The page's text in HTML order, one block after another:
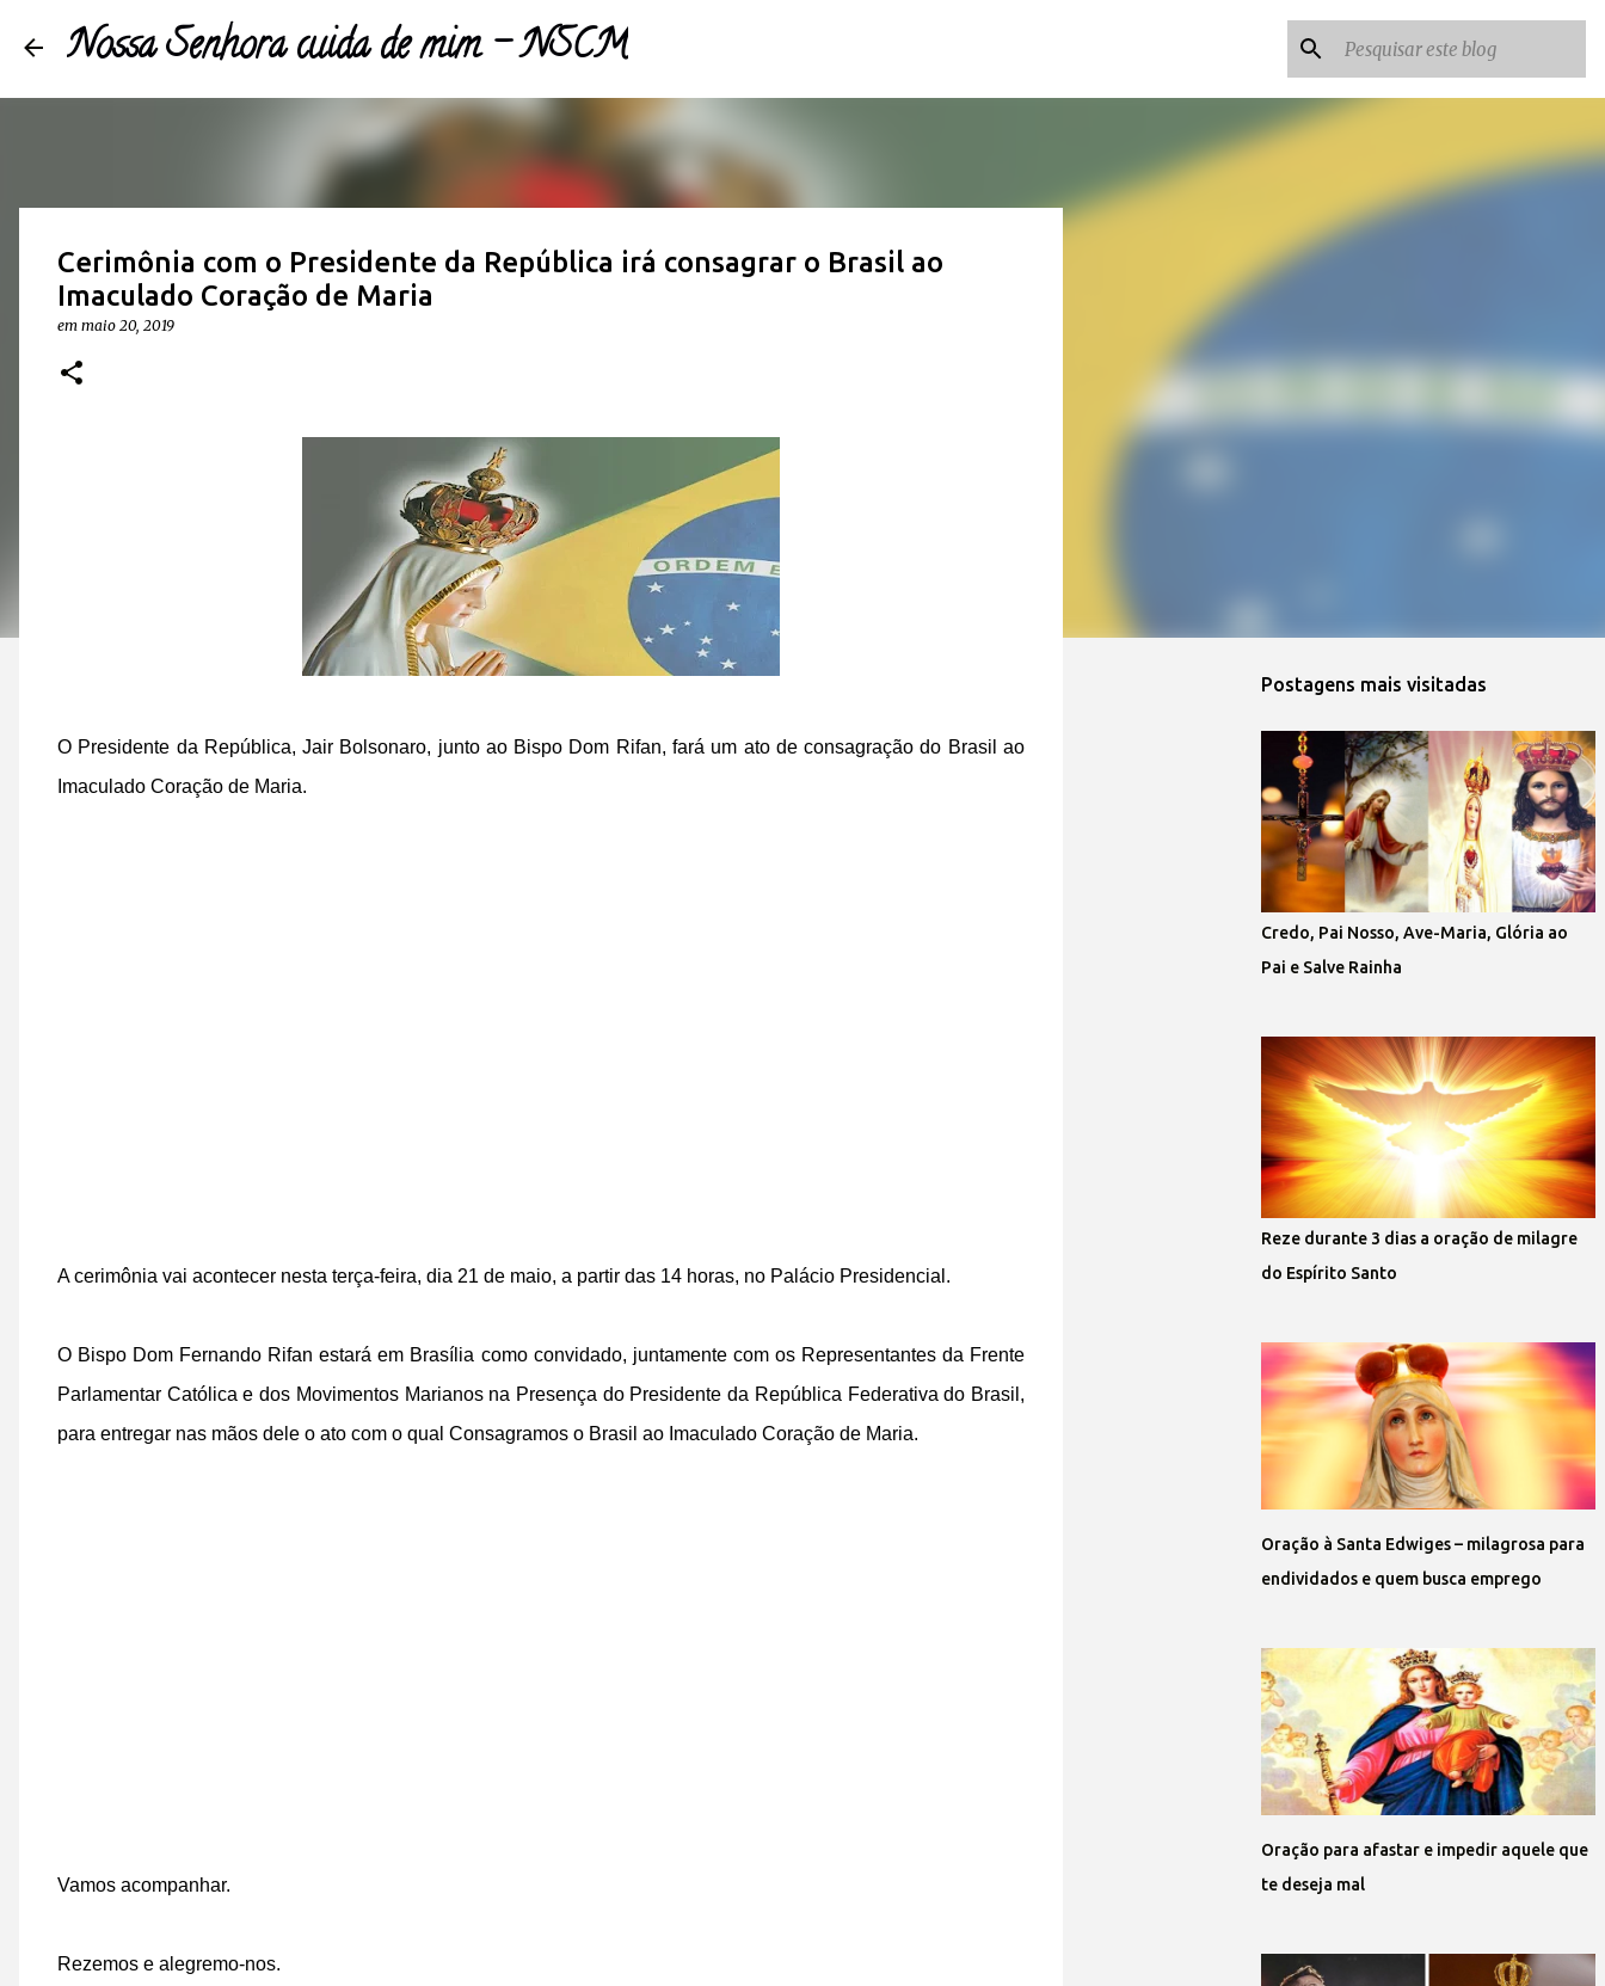
Nossa Senhora cuida de mim - NSCM
Cerimônia com o Presidente da República irá consagrar o Brasil ao
Imaculado Coração de Maria
em maio 20, 2019
O Presidente da República, Jair Bolsonaro, junto ao Bispo Dom Rifan, fará um ato de consagração do Brasil ao
Imaculado Coração de Maria.
A cerimônia vai acontecer nesta terça-feira, dia 21 de maio, a partir das 14 horas, no Palácio Presidencial.
O Bispo Dom Fernando Rifan estará em Brasília como convidado, juntamente com os Representantes da Frente
Parlamentar Católica e dos Movimentos Marianos na Presença do Presidente da República Federativa do Brasil,
para entregar nas mãos dele o ato com o qual Consagramos o Brasil ao Imaculado Coração de Maria.
Vamos acompanhar.
Rezemos e alegremo-nos.
Postagens mais visitadas
Credo, Pai Nosso, Ave-Maria, Glória ao
Pai e Salve Rainha
Reze durante 3 dias a oração de milagre
do Espírito Santo
Oração à Santa Edwiges – milagrosa para
endividados e quem busca emprego
Oração para afastar e impedir aquele que
te deseja mal